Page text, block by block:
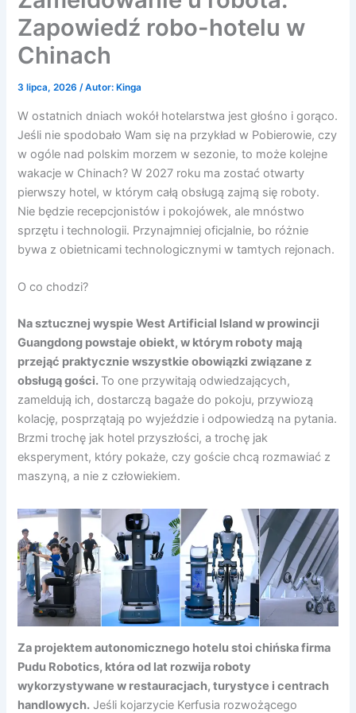
Zapowiedź robo-hotelu w
Chinach
3 lipca, 2026/ Autor: Kinga
W ostatnich dniach wokół hotelarstwa jest głośno i gorąco.
Jeśli nie spodobało Wam się na przykład w Pobierowie, czy
w ogóle nad polskim morzem w sezonie, to może kolejne
wakacje w Chinach? W 2027 roku ma zostać otwarty
pierwszy hotel, w którym całą obsługą zajmą się roboty.
Nie będzie recepcjonistów i pokojówek, ale mnóstwo
sprzętu i technologii. Przynajmniej oficjalnie, bo różnie
bywa z obietnicami technologicznymi w tamtych rejonach.
O co chodzi?
Na sztucznej wyspie West Artificial Island w prowincji
Guangdong powstaje obiekt, w którym roboty mają
przejąć praktycznie wszystkie obowiązki związane z
obsługą gości. To one przywitają odwiedzających,
zameldują ich, dostarczą bagaże do pokoju, przywiozą
kolację, posprzątają po wyjeździe i odpowiedzą na pytania.
Brzmi trochę jak hotel przyszłości, a trochę jak
eksperyment, który pokaże, czy goście chcą rozmawiać z
maszyną, a nie z człowiekiem.
Za projektem autonomicznego hotelu stoi chińska firma
Pudu Robotics, która od lat rozwija roboty
wykorzystywane w restauracjach, turystyce i centrach
handlowych. Jeśli kojarzycie Kerfusia rozwożącego